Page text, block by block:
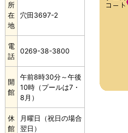
所
在
地
穴田3697-2
電
話
0269-38-3800
開
館
午前8時30分～午後
10時（プールは7・
8月）
休
館
月曜日（祝日の場合
翌日）